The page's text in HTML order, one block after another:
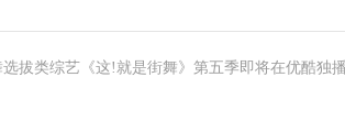
拔类综艺《这!就是街舞》第五季即将在优酷独